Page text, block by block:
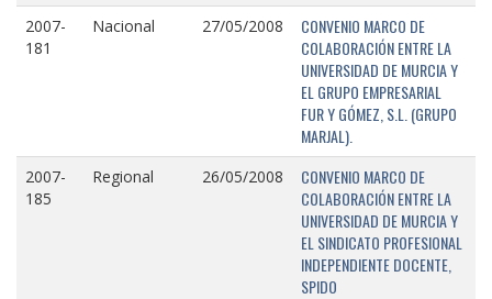
2007-
181
Nacional 27/05/2008
CONVENIO MARCO DE
COLABORACIÓN ENTRE LA
UNIVERSIDAD DE MURCIA Y
EL GRUPO EMPRESARIAL
FUR Y GÓMEZ, S.L. (GRUPO
MARJAL).
2007-
185
Regional 26/05/2008
CONVENIO MARCO DE
COLABORACIÓN ENTRE LA
UNIVERSIDAD DE MURCIA Y
EL SINDICATO PROFESIONAL
INDEPENDIENTE DOCENTE,
SPIDO